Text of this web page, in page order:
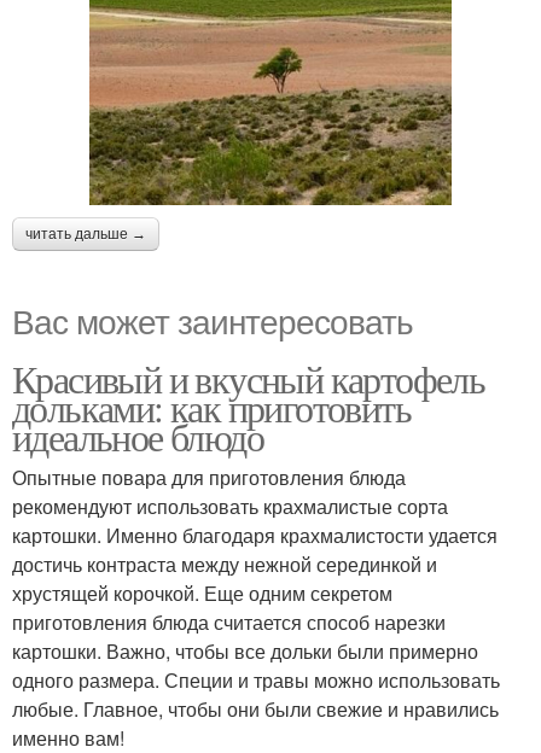
читать дальше →
Вас может заинтересовать
Красивый и вкусный картофель
дольками: как приготовить
идеальное блюдо
Опытные повара для приготовления блюда
рекомендуют использовать крахмалистые сорта
картошки. Именно благодаря крахмалистости удается
достичь контраста между нежной серединкой и
хрустящей корочкой. Еще одним секретом
приготовления блюда считается способ нарезки
картошки. Важно, чтобы все дольки были примерно
одного размера. Специи и травы можно использовать
любые. Главное, чтобы они были свежие и нравились
именно вам!